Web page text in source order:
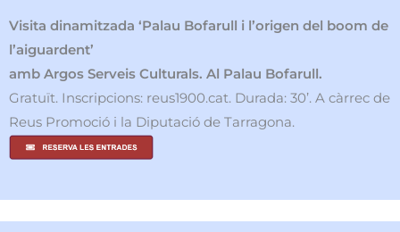
Visita dinamitzada ‘Palau Bofarull i l’origen del boom de
l’aiguardent’
amb Argos Serveis Culturals. Al Palau Bofarull.
Gratuït. Inscripcions: reus1900.cat. Durada: 30’. A càrrec de
Reus Promoció i la Diputació de Tarragona.